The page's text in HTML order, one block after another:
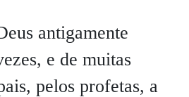
antigamente
e de muitas
pelos profetas, a